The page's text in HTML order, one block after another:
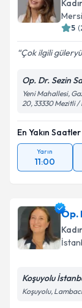
5 (
Çok ilgili
Op. Dr. Sezin
Yeni Mahallesi,
20, 33330 Mezitli /
En Yakın Saatler
Yarın
11:00
Op.
Koşuyolu
Koşuyolu,